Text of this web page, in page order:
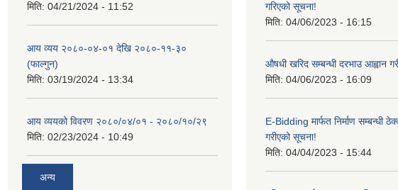
मिति: 04/21/2024 - 11:52
आय व्यय २०८०-०४-०१ देखि २०८०-११-३०
(फाल्गुन)
मिति: 03/19/2024 - 13:34
आय व्ययको विवरण २०८०/०४/०१ - २०८०/१०/२९
मिति: 02/23/2024 - 10:49
अन्य
गरिएको सूचना!
मिति: 04/06/2023 - 16:15
औषधी खरिद सम्बन्धी दरभाउ आह्वान
मिति: 04/06/2023 - 16:09
E-Bidding मार्फत निर्माण सम्बन्धी
गरीएको सूचना!
मिति: 04/04/2023 - 15:44